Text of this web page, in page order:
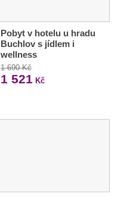
Pobyt v hotelu u hradu
Buchlov s jídlem i
wellness
1 690 Kč
1 521 Kč